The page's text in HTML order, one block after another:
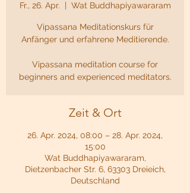
Fr., 26. Apr.
  |
Wat Buddhapiyawararam
Vipassana Meditationskurs für
Anfänger und erfahrene Meditierende.
Vipassana meditation course for
beginners and experienced meditators.
Zeit & Ort
26. Apr. 2024, 08:00 – 28. Apr. 2024,
15:00
Wat Buddhapiyawararam,
Dietzenbacher Str. 6, 63303 Dreieich,
Deutschland